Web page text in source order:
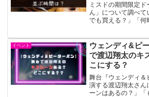
ミスドの期間限定ド
ん」について調べて
でも買える？」「何
報が相次いでおり
大きく異なるため、
イベント
ウェンディ&ピ
で渡辺翔太のキ
こにする？
舞台『ウェンディ＆
演する渡辺翔太さん
ーンはあるの？」「